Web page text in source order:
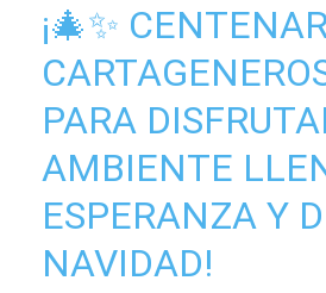
¡🎄✨
PARA
AMBIENTE
ESPERANZA Y
NAVIDAD!